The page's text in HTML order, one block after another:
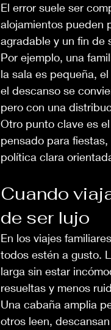
El error suele ser
alojamientos pueden
agradable y un fin de
Por ejemplo, una
la sala es pequeña,
el descanso se
pero con una
Otro punto clave es
pensado para
política clara
Cuando
de ser lujo
En los viajes
todos estén a gusto.
larga sin estar
resueltas y menos
Una cabaña amplia
otros leen,